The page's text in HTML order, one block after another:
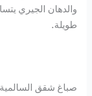
والدهان الجيري
طويلة.
صباغ شقق السالمية